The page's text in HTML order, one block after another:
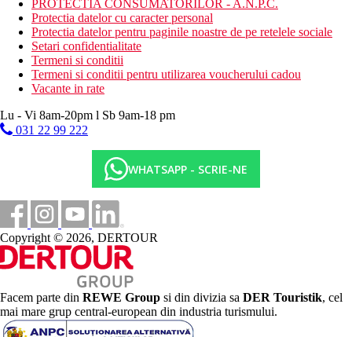
PROTECTIA CONSUMATORILOR - A.N.P.C.
Protectia datelor cu caracter personal
Protectia datelor pentru paginile noastre de pe retelele sociale
Setari confidentialitate
Termeni si conditii
Termeni si conditii pentru utilizarea voucherului cadou
Vacante in rate
Lu - Vi 8am-20pm l Sb 9am-18 pm
031 22 99 222
WHATSAPP - SCRIE-NE
Copyright © 2026, DERTOUR
Facem parte din REWE Group si din divizia sa DER Touristik, cel
mai mare grup central-european din industria turismului.